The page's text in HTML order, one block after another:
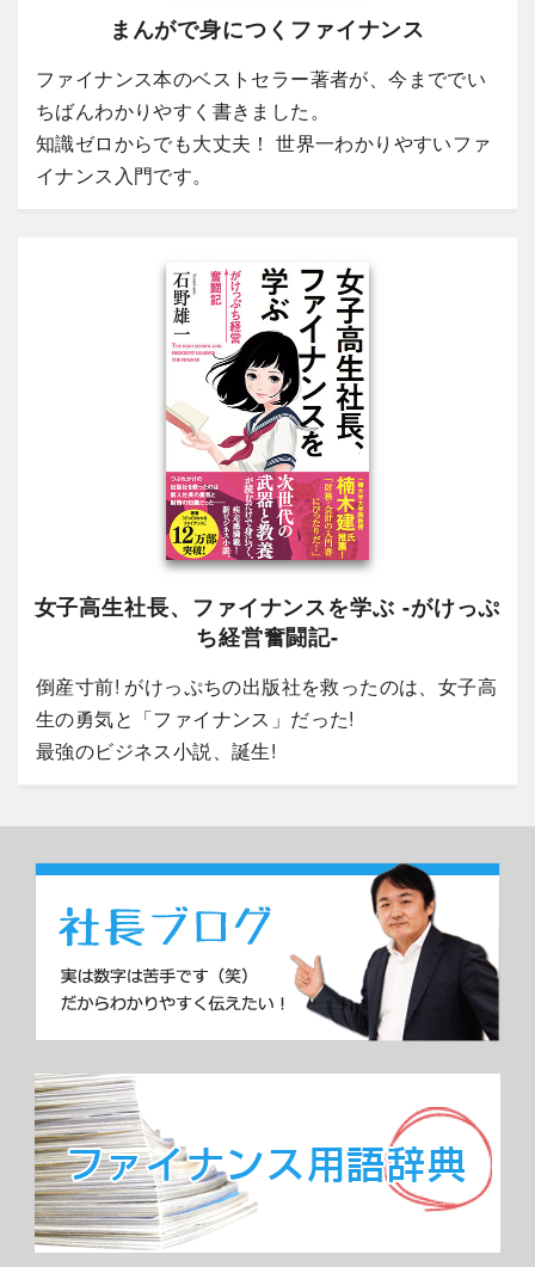
まんがで身につくファイナンス
ファイナンス本のベストセラー著者が、今まででい
ちばんわかりやすく書きました。
知識ゼロからでも大丈夫！ 世界一わかりやすいファ
イナンス入門です。
女子高生社長、ファイナンスを学ぶ -がけっぷ
ち経営奮闘記-
倒産寸前! がけっぷちの出版社を救ったのは、女子高
生の勇気と「ファイナンス」だった!
最強のビジネス小説、誕生!